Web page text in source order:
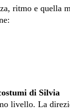
ritmo e quella
di Silvia
livello. La